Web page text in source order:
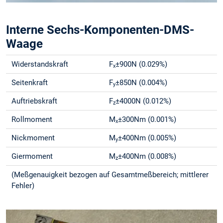
Interne Sechs-Komponenten-DMS-
Waage
Widerstandskraft Fx±900N (0.029%)
Seitenkraft Fy±850N (0.004%)
Auftriebskraft Fz±4000N (0.012%)
Rollmoment Mx±300Nm (0.001%)
Nickmoment My±400Nm (0.005%)
Giermoment Mz±400Nm (0.008%)
(Meßgenauigkeit bezogen auf Gesamtmeßbereich; mittlerer
Fehler)